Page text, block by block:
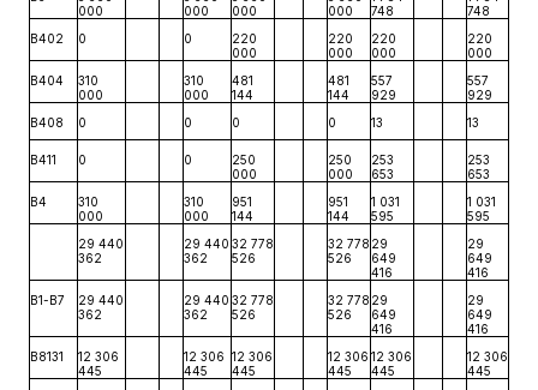
000
000
000
000
748
748
B402
0 0
220
000
220
000
220
000
220
000
B404
310
000
310
000
481
144
481
144
557
929
557
929
B408
0 0 0 0 13 13
B411 0 0
250
000
250
000
253
653
253
653
B4
310
000
310
000
951
144
951
144
1 031
595
1 031
595
29 440
362
29 440
362
32 778
526
32 778
526
29
649
416
29
649
416
B1-B7
29 440
362
29 440
362
32 778
526
32 778
526
29
649
416
29
649
416
B8131
12 306
445
12 306
445
12 306
445
12 306
445
12 306
445
12 306
445